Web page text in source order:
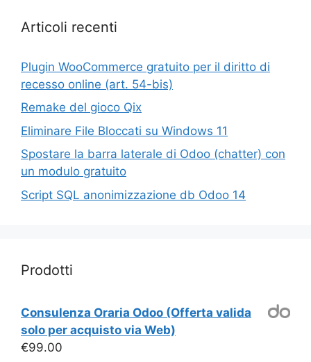
Articoli recenti
Plugin WooCommerce gratuito per il diritto di
recesso online (art. 54-bis)
Remake del gioco Qix
Eliminare File Bloccati su Windows 11
Spostare la barra laterale di Odoo (chatter) con
un modulo gratuito
Script SQL anonimizzazione db Odoo 14
Prodotti
Consulenza Oraria Odoo (Offerta valida
solo per acquisto via Web)
€99.00